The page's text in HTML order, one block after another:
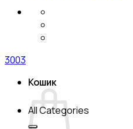
3003
Кошик
All Categories